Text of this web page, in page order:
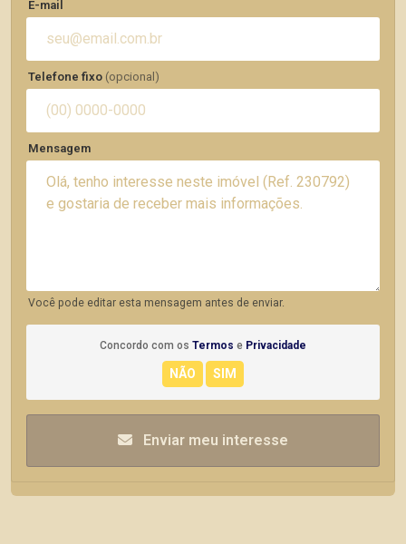
E-mail
Telefone fixo (opcional)
Mensagem
Você pode editar esta mensagem antes de enviar.
Concordo com os Termos e Privacidade
Enviar meu interesse